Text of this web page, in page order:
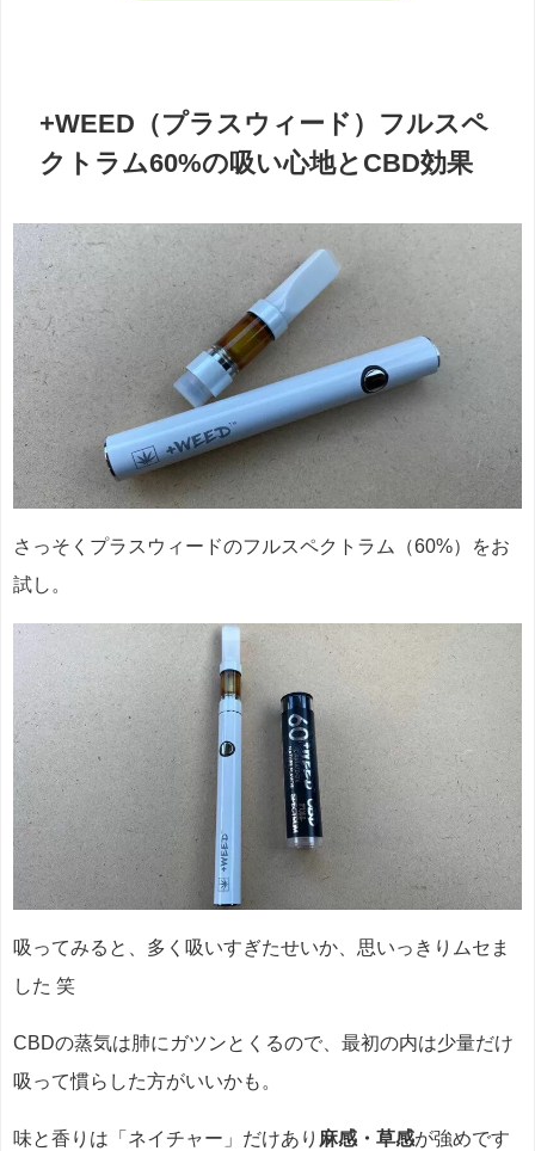
+WEED（プラスウィード）フルスペ
クトラム60%の吸い心地とCBD効果
さっそくプラスウィードのフルスペクトラム（60%）をお
試し。
吸ってみると、多く吸いすぎたせいか、思いっきりムセま
した 笑
CBDの蒸気は肺にガツンとくるので、最初の内は少量だけ
吸って慣らした方がいいかも。
味と香りは「ネイチャー」だけあり 麻感・草感が強めです